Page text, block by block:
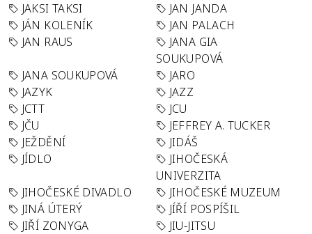
JAKSI TAKSI
JAN JANDA
JÁN KOLENÍK
JAN PALACH
JAN RAUS
JANA GIA
SOUKUPOVÁ
JANA SOUKUPOVÁ
JARO
JAZYK
JAZZ
JCTT
JCU
JČU
JEFFREY A. TUCKER
JEŽDĚNÍ
JIDÁŠ
JÍDLO
JIHOČESKÁ
UNIVERZITA
JIHOČESKÉ DIVADLO
JIHOČESKÉ MUZEUM
JINÁ ÚTERÝ
JÍŘÍ POSPÍŠIL
JIŘÍ ZONYGA
JIU-JITSU